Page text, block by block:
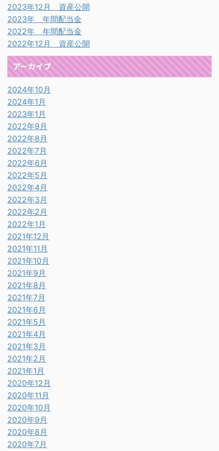
2023年12月 資産公開
2023年 年間配当金
2022年 年間配当金
2022年12月 資産公開
アーカイブ
2024年10月
2024年1月
2023年1月
2022年9月
2022年8月
2022年7月
2022年6月
2022年5月
2022年4月
2022年3月
2022年2月
2022年1月
2021年12月
2021年11月
2021年10月
2021年9月
2021年8月
2021年7月
2021年6月
2021年5月
2021年4月
2021年3月
2021年2月
2021年1月
2020年12月
2020年11月
2020年10月
2020年9月
2020年8月
2020年7月